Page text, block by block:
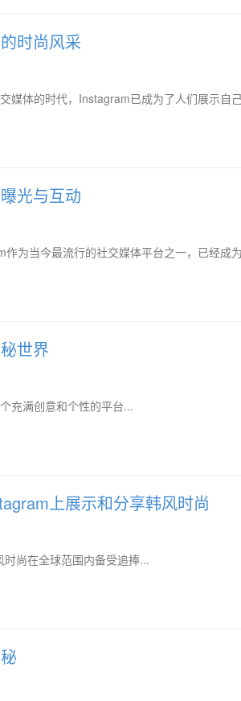
时尚风采
媒体的时代，Instagram已成为了人们展示自
光与互动
为当今最流行的社交媒体平台之一，已经成
世界
充满创意和个性的平台...
上展示和分享韩风时尚
尚在全球范围内备受追捧...